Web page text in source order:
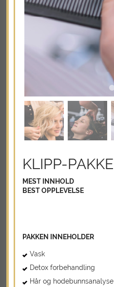
KLIPP-PAKKE
MEST INNHOLD
BEST OPPLEVELSE
PAKKEN INNEHOLDER
Vask
Detox forbehandling
Hår og hodebunnsanalyse